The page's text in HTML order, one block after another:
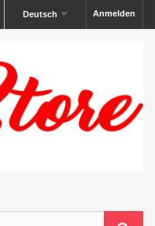
Anmelden
Deutsch